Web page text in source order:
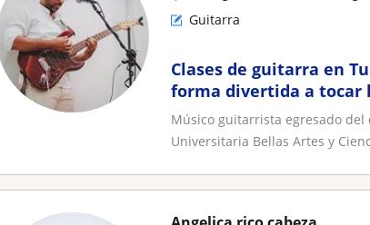
Guitarra
Clases de guitarra en
forma divertida a tocar
Músico guitarrista egresado del
Universitaria Bellas Artes y